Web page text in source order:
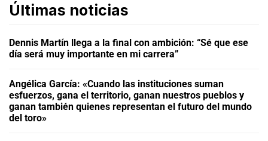
Últimas noticias
Dennis Martín llega a la final con ambición: “Sé que ese
día será muy importante en mi carrera”
Angélica García: «Cuando las instituciones suman
esfuerzos, gana el territorio, ganan nuestros pueblos y
ganan también quienes representan el futuro del mundo
del toro»